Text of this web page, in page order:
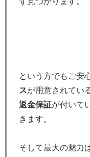
という方でもご安
スが用意されてい
返金保証が付いて
きます。
そして最大の魅力